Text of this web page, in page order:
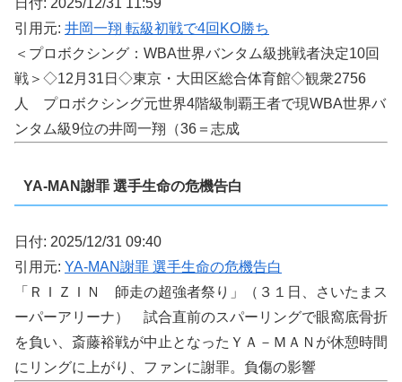
日付: 2025/12/31 11:59
引用元: 井岡一翔 転級初戦で4回KO勝ち
＜プロボクシング：WBA世界バンタム級挑戦者決定10回
戦＞◇12月31日◇東京・大田区総合体育館◇観衆2756
人 プロボクシング元世界4階級制覇王者で現WBA世界バ
ンタム級9位の井岡一翔（36＝志成
YA-MAN謝罪 選手生命の危機告白
日付: 2025/12/31 09:40
引用元: YA-MAN謝罪 選手生命の危機告白
「ＲＩＺＩＮ 師走の超強者祭り」（３１日、さいたまス
ーパーアリーナ） 試合直前のスパーリングで眼窩底骨折
を負い、斎藤裕戦が中止となったＹＡ－ＭＡＮが休憩時間
にリングに上がり、ファンに謝罪。負傷の影響